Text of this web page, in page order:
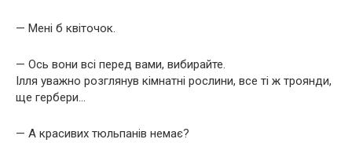
— Мені б квіточок.
— Ось вони всі перед вами, вибирайте.
Ілля уважно розглянув кімнатні рослини, все ті ж троянди,
ще гербери…
— А красивих тюльпанів немає?